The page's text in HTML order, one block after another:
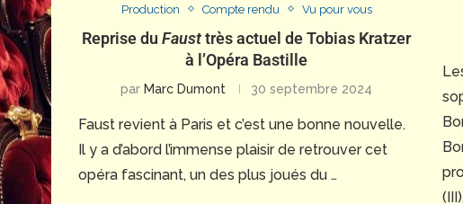
Production Compte rendu Vu pour vous
Reprise duFausttrès actuel de Tobias Kratzer
à l’Opéra Bastille
par Marc Dumont 30 septembre 2024
Faust revient à Paris et c’est une bonne nouvelle.
Il y a d’abord l’immense plaisir de retrouver cet
opéra fascinant, un des plus joués du …